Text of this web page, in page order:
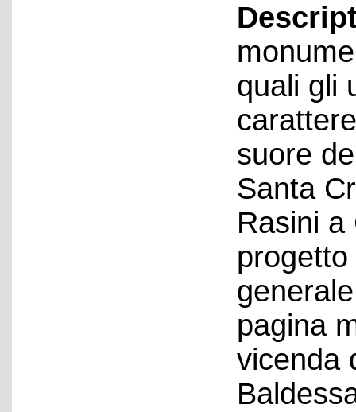
quali gli
suore
Santa
Rasini
pagina
vicenda